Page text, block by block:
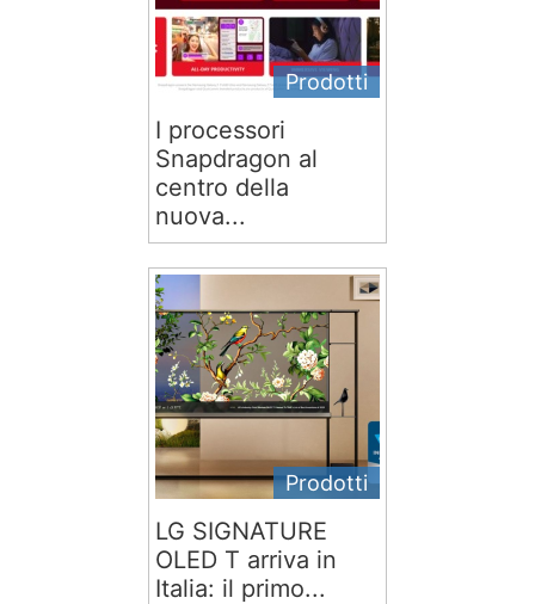
Prodotti
I processori
Snapdragon al
centro della
nuova...
Prodotti
LG SIGNATURE
OLED T arriva in
Italia: il primo...